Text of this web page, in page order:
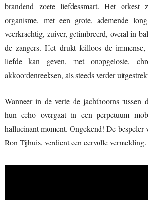
brandend zoete liefdessmart. Het orkest
organisme, met een grote, ademende
veerkrachtig, zuiver, getimbreerd, overal in
de zangers. Het drukt feilloos de
liefde kan geven, met onopgeloste,
akkoordenreeksen, als steeds verder
Wanneer in de verte de jachthoorns tussen
hun echo overgaat in een perpetuum
hallucinant moment. Ongekend! De bespeler
Ron Tijhuis, verdient een eervolle vermelding.